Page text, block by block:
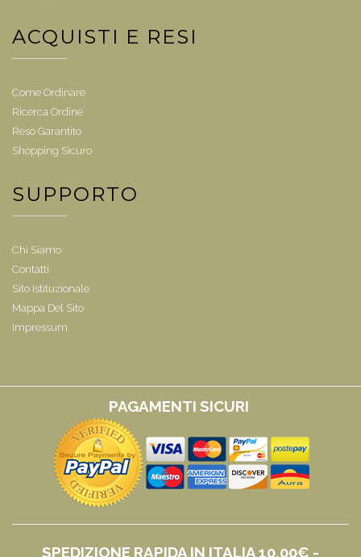
ACQUISTI E RESI
Come Ordinare
Ricerca Ordine
Reso Garantito
Shopping Sicuro
SUPPORTO
Chi Siamo
Contatti
Sito Istituzionale
Mappa Del Sito
Impressum
PAGAMENTI SICURI
SPEDIZIONE RAPIDA IN ITALIA 10,00€ -